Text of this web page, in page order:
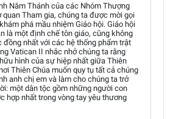
Năm Thánh của các Nhóm Thượng
quan Tham gia, chúng ta được mời gọi
phá mầu nhiệm Giáo hội. Giáo hội
là một định chế tôn giáo, cũng không
nhất với các hệ thống phẩm trật
Vatican II nhắc nhở chúng ta rằng
hình của sự hiệp nhất giữa Thiên
Thiên Chúa muốn quy tụ tất cả chúng
anh chị em và làm cho chúng ta trở
một dân tộc gồm những người con
hợp nhất trong vòng tay yêu thương